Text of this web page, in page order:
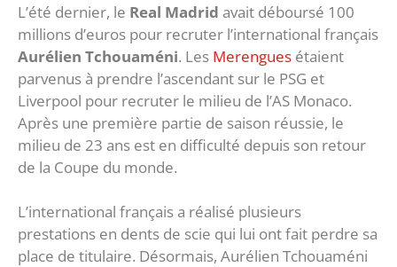
L’été dernier, le Real Madrid avait déboursé 100
millions d’euros pour recruter l’international français
Aurélien Tchouaméni. Les Merengues étaient
parvenus à prendre l’ascendant sur le PSG et
Liverpool pour recruter le milieu de l’AS Monaco.
Après une première partie de saison réussie, le
milieu de 23 ans est en difficulté depuis son retour
de la Coupe du monde.
L’international français a réalisé plusieurs
prestations en dents de scie qui lui ont fait perdre sa
place de titulaire. Désormais, Aurélien Tchouaméni